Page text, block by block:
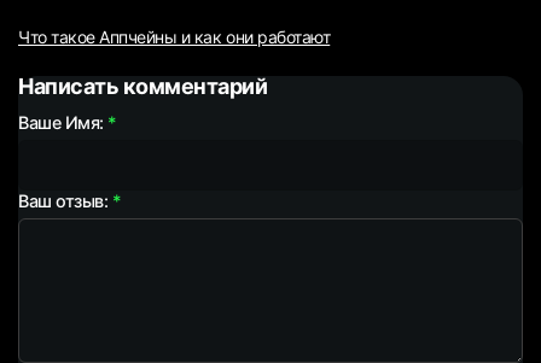
Что такое Аппчейны и как они работают
Написать комментарий
Ваше Имя:
Ваш отзыв: